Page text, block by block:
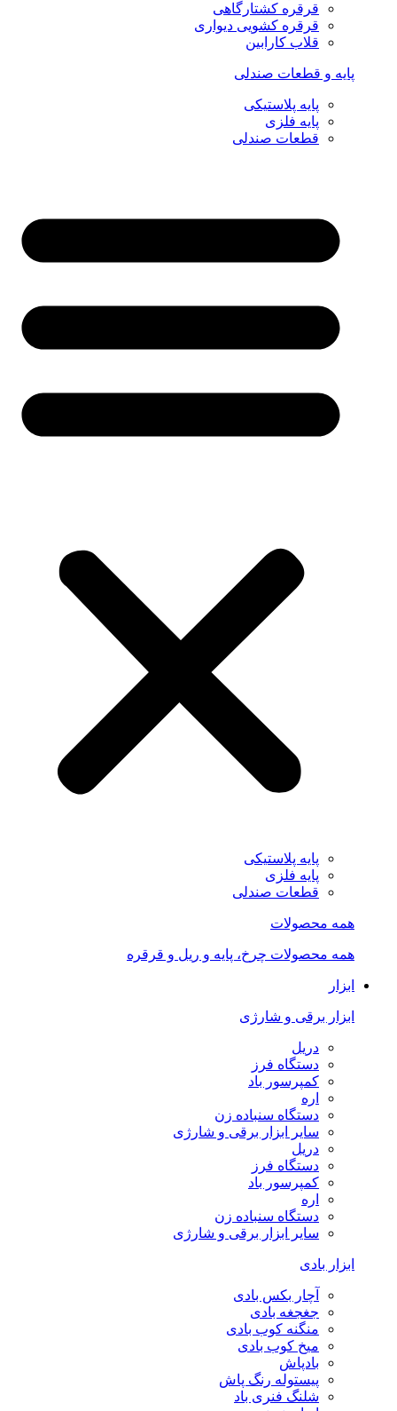
قرقره کشتارگاهی
قرقره کشویی دیواری
قلاب کارابین
پایه و قطعات صندلی
پایه پلاستیکی
پایه فلزی
قطعات صندلی
پایه پلاستیکی
پایه فلزی
قطعات صندلی
همه محصولات
همه محصولات چرخ، پایه و ریل و قرقره
ابزار
ابزار برقی و شارژی
دریل
دستگاه فرز
کمپرسور باد
اره
دستگاه سنباده زن
سایر ابزار برقی و شارژی
دریل
دستگاه فرز
کمپرسور باد
اره
دستگاه سنباده زن
سایر ابزار برقی و شارژی
ابزار بادی
آچار بکس بادی
جغجغه بادی
منگنه کوب بادی
میخ کوب بادی
بادپاش
پیستوله رنگ پاش
شلنگ فنری باد